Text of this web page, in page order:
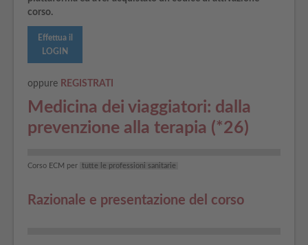
corso.
Effettua il
LOGIN
oppure REGISTRATI
Medicina dei viaggiatori: dalla
prevenzione alla terapia (*26)
Corso ECM per tutte le professioni sanitarie
Razionale e presentazione del corso